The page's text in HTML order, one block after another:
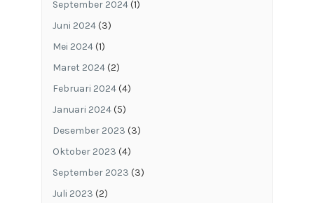
September 2024(1)
Juni 2024(3)
Mei 2024(1)
Maret 2024(2)
Februari 2024(4)
Januari 2024(5)
Desember 2023 (3)
Oktober 2023 (4)
September 2023 (3)
Juli 2023 (2)